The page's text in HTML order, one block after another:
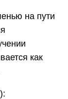
на пути
как